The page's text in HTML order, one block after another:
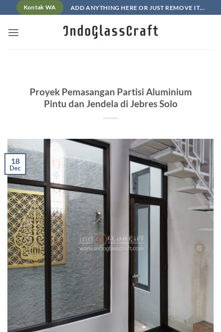
to
content
Kontak WA ADD ANYTHING HERE OR JUST REMOVE IT...
Proyek Pemasangan Partisi Aluminium
Pintu dan Jendela di Jebres Solo
18
Dec